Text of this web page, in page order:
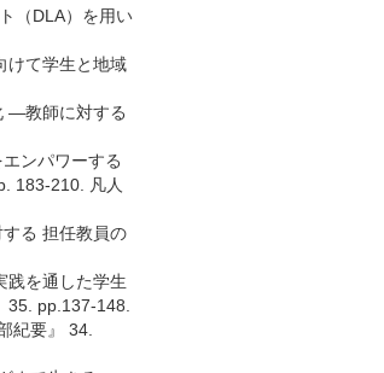
（DLA）を用い
けて学生と地域
―教師に対する
ンパワーする
183-210. 凡人
る 担任教員の
践を通した学生
pp.137-148.
紀要』 34.